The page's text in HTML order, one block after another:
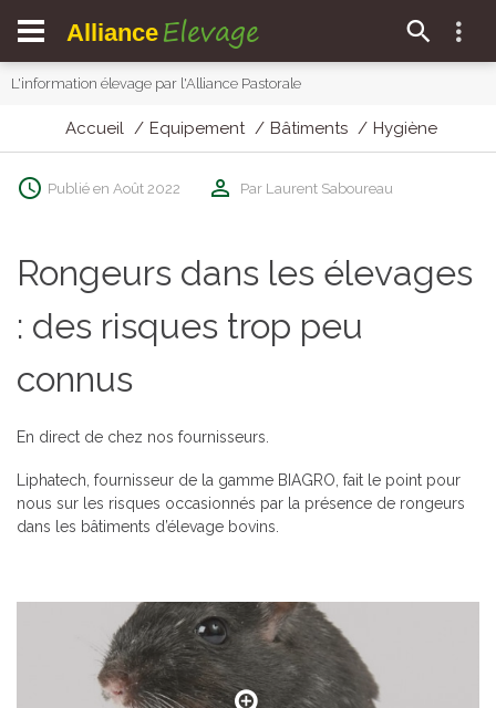
Alliance Elevage
L'information élevage par l'Alliance Pastorale
Accueil Equipement Bâtiments Hygiène
Publié en Août 2022 Par Laurent Saboureau
Rongeurs dans les élevages
: des risques trop peu
connus
En direct de chez nos fournisseurs.
Liphatech, fournisseur de la gamme BIAGRO, fait le point pour
nous sur les risques occasionnés par la présence de rongeurs
dans les bâtiments d’élevage bovins.